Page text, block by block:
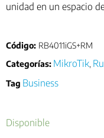
unidad en un espacio
Código: RB4011iGS+RM
Categorías: MikroTik
Tag Business
Disponible